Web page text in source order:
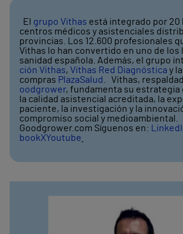
El grupo Vithas está integrado por 20
centros médicos y asistenciales
provincias. Los 12.600 profesionales
Vithas lo han convertido en uno de los
sanidad española. Además, el grupo
ción Vithas, Vithas Red Diagnóstica y
compras PlazaSalud . Vithas,
oodgrower, fundamenta su estrategia
la calidad asistencial acreditada, la
paciente, la investigación y la
compromiso social y medioambiental.
Goodgrower.com Síguenos en:
bookXYoutube